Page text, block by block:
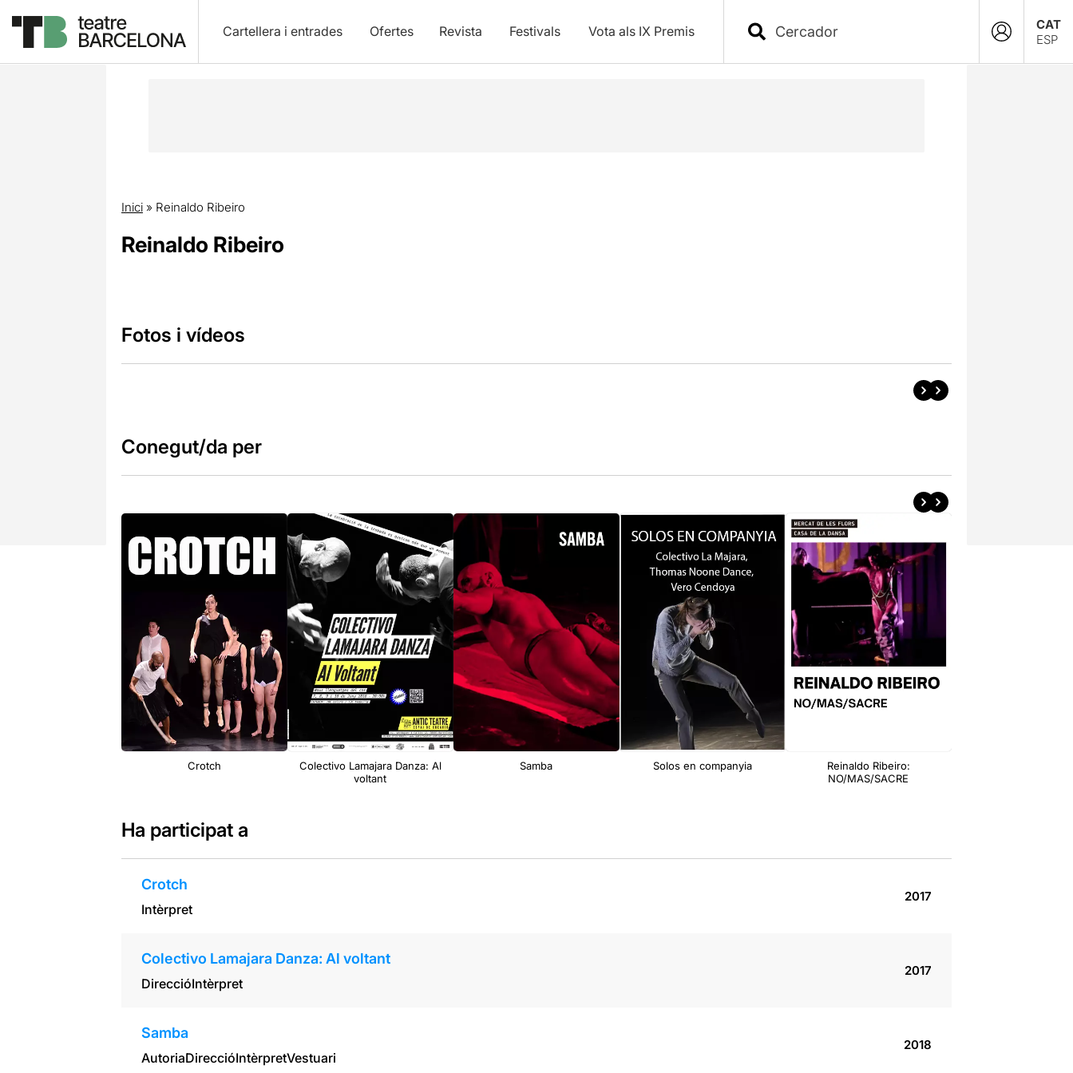
Cartellera i entrades Ofertes Revista Festivals Vota als IX Premis
CAT
ESP
Inici» Reinaldo Ribeiro
Reinaldo Ribeiro
Fotos i vídeos
Conegut/da per
Crotch
Colectivo Lamajara Danza: Al
voltant
Samba Solos en companyia
Reinaldo Ribeiro:
NO/MAS/SACRE
Ha participat a
Crotch
Intèrpret
2017
Colectivo Lamajara Danza: Al voltant
DireccióIntèrpret
2017
Samba
AutoriaDireccióIntèrpretVestuari
2018